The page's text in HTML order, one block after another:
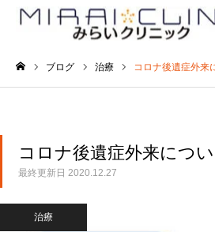
ブログ 治療 コロナ後遺症外来
コロナ後遺症外来につ
最終更新日 2020.12.27
治療